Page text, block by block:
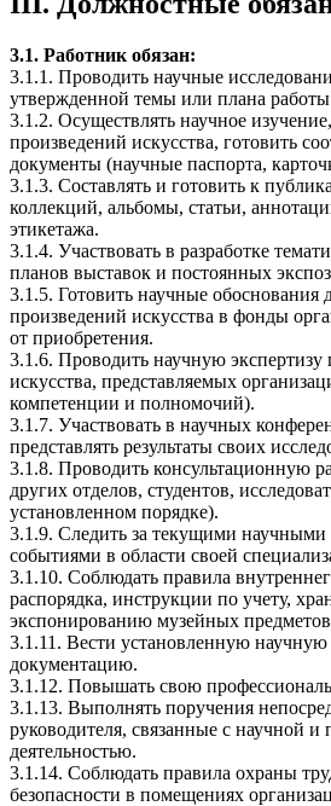
3.1. Работник обязан:
3.1.1. Проводить научные
утвержденной темы или плана работы
3.1.2. Осуществлять научное
произведений искусства, готовить
документы (научные паспорта,
3.1.3. Составлять и готовить к
коллекций, альбомы, статьи,
этикетажа.
3.1.4. Участвовать в разработке
планов выставок и постоянных
3.1.5. Готовить научные обоснования
произведений искусства в фонды
от приобретения.
3.1.6. Проводить научную экспертизу
искусства, представляемых
компетенции и полномочий).
3.1.7. Участвовать в научных
представлять результаты своих
3.1.8. Проводить консультационную
других отделов, студентов,
установленном порядке).
3.1.9. Следить за текущими
событиями в области своей
3.1.10. Соблюдать правила
распорядка, инструкции по учету,
экспонированию музейных
3.1.11. Вести установленную
документацию.
3.1.12. Повышать свою
3.1.13. Выполнять поручения
руководителя, связанные с научной и
деятельностью.
3.1.14. Соблюдать правила охраны
безопасности в помещениях